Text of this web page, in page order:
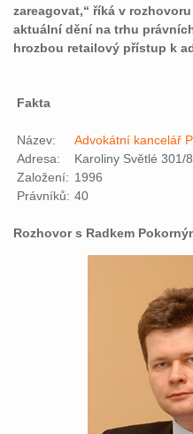
zareagovat,“ říká v
aktuální dění na trhu
hrozbou retailový přístup k
Fakta
Název:
Advokátní kancelář
Adresa:
Karoliny Světlé 301/
Založení: 1996
Právníků: 40
Rozhovor s Radkem